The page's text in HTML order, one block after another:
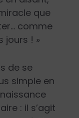
que
comme
jours ! »
de se
simple en
: il s’agit